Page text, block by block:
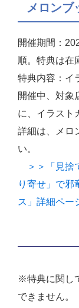
メロン
開催期間：
順。特典は在
特典内容：イ
開催中、対象
に、イラスト
詳細は、メロ
い。
＞＞「見捨
り寄せ」で邪
ス」詳細ペー
※特典に関し
できません。